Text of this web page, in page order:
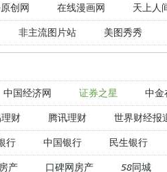
创网 在线漫画网 天上人
非主流图片站 美图秀秀
中国经济网 证券之星 中金
财 腾讯理财 世界财经报
行 中国银行 民生银行
产 口碑网房产 58同城